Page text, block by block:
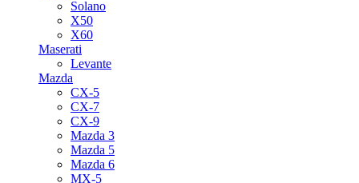
Solano
X50
X60
Maserati
Levante
Mazda
CX-5
CX-7
CX-9
Mazda 3
Mazda 5
Mazda 6
MX-5